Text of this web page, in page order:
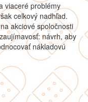
viaceré problémy
celkový nadhľad.
akciové spoločnosti
návrh, aby
nákladovú